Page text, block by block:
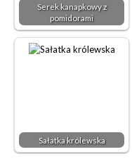
Serek kanapkowy z
pomidorami
Sałatka królewska